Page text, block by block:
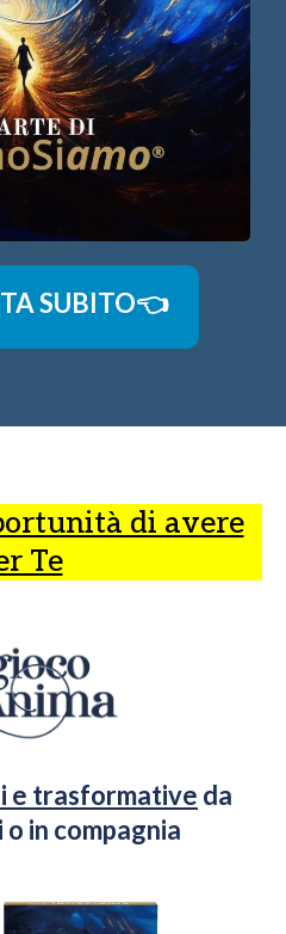
SUBITO👈
di avere
Te
e trasformative da
in compagnia